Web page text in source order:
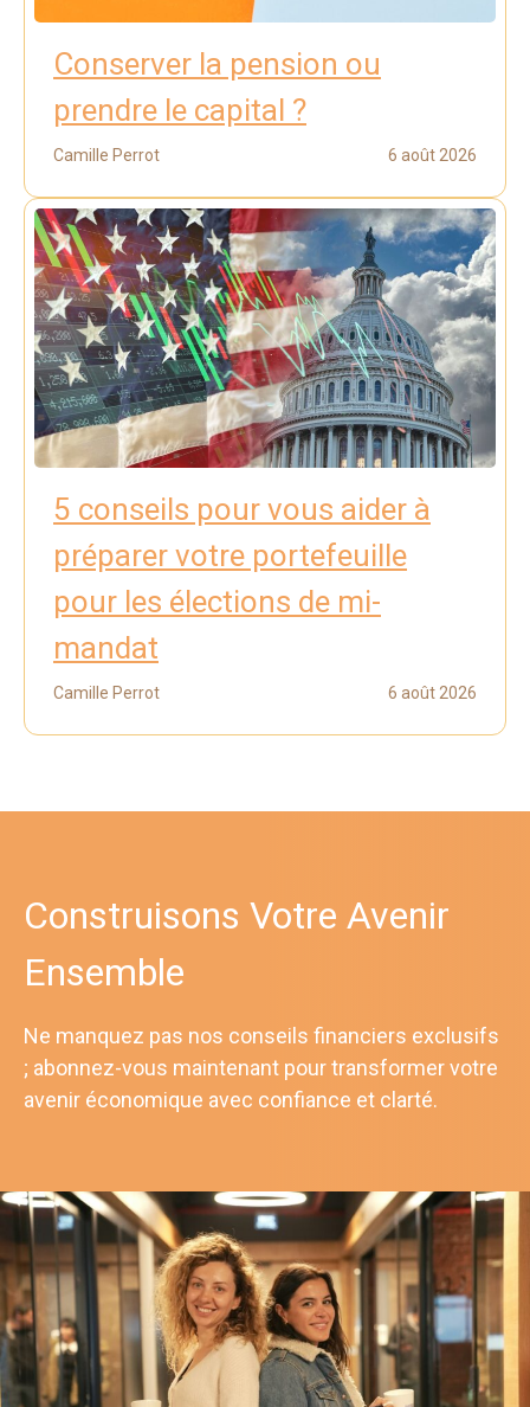
Conserver la pension ou
prendre le capital ?
Camille Perrot 6 août 2026
5 conseils pour vous aider à
préparer votre portefeuille
pour les élections de mi-
mandat
Camille Perrot 6 août 2026
Construisons Votre Avenir
Ensemble
Ne manquez pas nos conseils financiers exclusifs
; abonnez-vous maintenant pour transformer votre
avenir économique avec confiance et clarté.